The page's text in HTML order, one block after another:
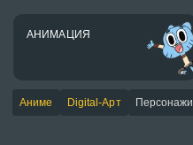
АНИМАЦИЯ
Аниме Digital-Арт Персонажи